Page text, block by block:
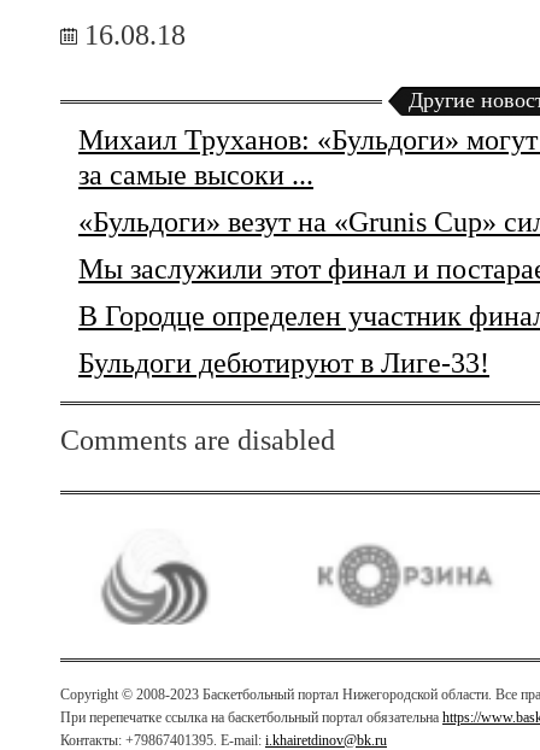
16.08.18
Другие
Михаил Труханов: «Бульдоги»
за самые высоки ...
«Бульдоги» везут на «Grunis Cup»
Мы заслужили этот финал и
В Городце определен участник
Бульдоги дебютируют в Лиге-33!
Comments are disabled
Copyright © 2008-2023 Баскетбольный портал Нижегородской области. Все
При перепечатке ссылка на баскетбольный портал обязательна https://
Контакты: +79867401395. E-mail: i.khairetdinov@bk.ru